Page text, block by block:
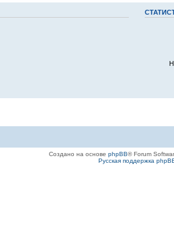
Создано на основе phpBB® Forum
Русская поддержка